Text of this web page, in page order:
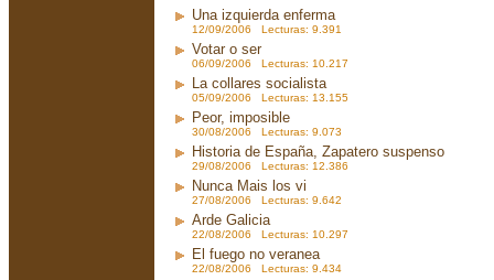
Una izquierda enferma
12/09/2006 Lecturas: 9.391
Votar o ser
06/09/2006 Lecturas: 10.217
La collares socialista
05/09/2006 Lecturas: 13.155
Peor, imposible
30/08/2006 Lecturas: 9.073
Historia de España, Zapatero suspenso
29/08/2006 Lecturas: 12.386
Nunca Mais los vi
27/08/2006 Lecturas: 9.642
Arde Galicia
22/08/2006 Lecturas: 10.297
El fuego no veranea
22/08/2006 Lecturas: 9.434